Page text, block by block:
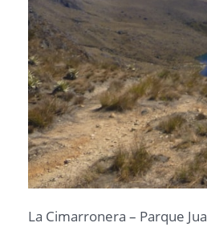
La Cimarronera – Parque